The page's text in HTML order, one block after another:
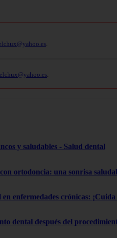
y saludables - Salud dental
ortodoncia: una sonrisa
enfermedades crónicas:
dental después del